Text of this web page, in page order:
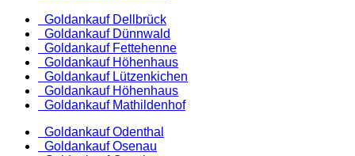
Goldankauf Dellbrück
Goldankauf Dünnwald
Goldankauf Fettehenne
Goldankauf Höhenhaus
Goldankauf Lützenkichen
Goldankauf Höhenhaus
Goldankauf Mathildenhof
Goldankauf Odenthal
Goldankauf Osenau